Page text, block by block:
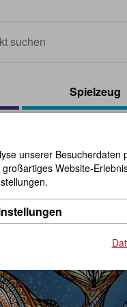
Spielzeug
unserer
Website-